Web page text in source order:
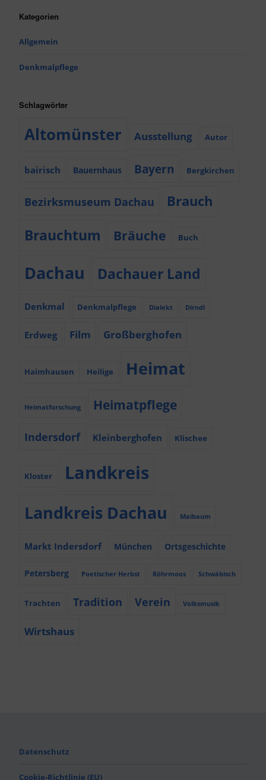
Kategorien
Allgemein
Denkmalpflege
Schlagwörter
Altomünster Ausstellung Autor
bairisch Bauernhaus Bayern Bergkirchen
Bezirksmuseum Dachau Brauch
Brauchtum Bräuche Buch
Dachau Dachauer Land
Denkmal Denkmalpflege Dialekt Dirndl
Erdweg Film Großberghofen
Haimhausen Heilige Heimat
Heimatforschung Heimatpflege
Indersdorf Kleinberghofen Klischee
Kloster Landkreis
Landkreis Dachau Maibaum
Markt Indersdorf München Ortsgeschichte
Petersberg Poetischer Herbst Röhrmoos Schwäbisch
Trachten Tradition Verein Volksmusik
Wirtshaus
Datenschutz
Cookie-Richtlinie (EU)